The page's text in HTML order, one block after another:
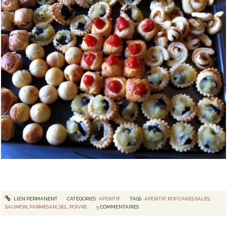
LIEN PERMANENT CATÉGORIES :APÉRITIF TAGS :APÉRITIF, POP CAKES SALÉS,
SAUMON, PARMESAN,SEL, POIVRE 5 COMMENTAIRES